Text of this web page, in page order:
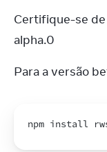
Certifique-se
alpha.0
Para a versão
npm install